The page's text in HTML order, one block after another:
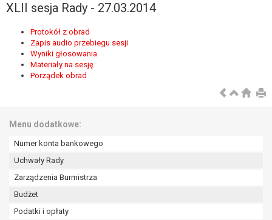
XLII sesja Rady - 27.03.2014
Protokół z obrad
Zapis audio przebiegu sesji
Wyniki głosowania
Materiały na sesję
Porządek obrad
Menu dodatkowe:
Numer konta bankowego
Uchwały Rady
Zarządzenia Burmistrza
Budżet
Podatki i opłaty
zgody wyrażonej przez tą osobę,
prawo sprzeciwu wobec przetwarzania
danych na podstawie art. 21 RODO, wobec
przetwarzania danych osobowych, którego
sprawowania władzy publicznej
wynikających z prawnie